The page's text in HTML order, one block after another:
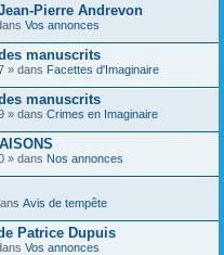
Pierre Andrevon
Vos annonces
manuscrits
» dans Facettes d'Imaginaire
manuscrits
» dans Crimes en Imaginaire
» dans Nos annonces
Avis de tempête
Patrice Dupuis
Vos annonces